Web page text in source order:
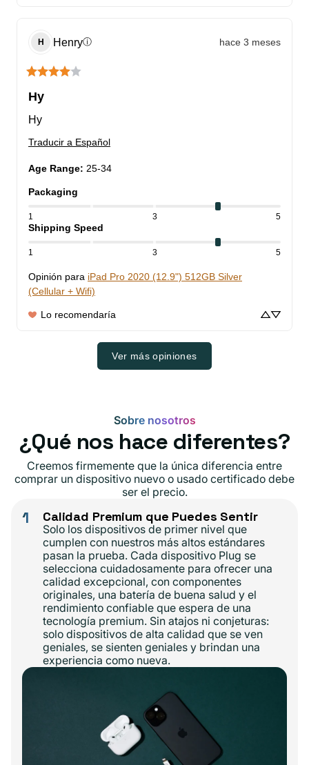
H Henryⓘ hace 3 meses
Hy
Hy
Traducir a Español
Age Range: 25-34
Packaging
1 3 5
Shipping Speed
1 3 5
Opinión para iPad Pro 2020 (12.9") 512GB Silver
(Cellular + Wifi)
Lo recomendaría
Ver más opiniones
Sobre nosotros
¿Qué nos hace diferentes?
Creemos firmemente que la única diferencia entre
comprar un dispositivo nuevo o usado certificado debe
ser el precio.
1 Calidad Premium que Puedes Sentir
Solo los dispositivos de primer nivel que
cumplen con nuestros más altos estándares
pasan la prueba. Cada dispositivo Plug se
selecciona cuidadosamente para ofrecer una
calidad excepcional, con componentes
originales, una batería de buena salud y el
rendimiento confiable que espera de una
tecnología premium. Sin atajos ni conjeturas:
solo dispositivos de alta calidad que se ven
geniales, se sienten geniales y brindan una
experiencia como nueva.